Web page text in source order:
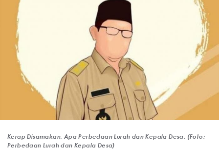
Kerap Disamakan, Apa Perbedaan Lurah dan Kepala Desa. (Foto:
Perbedaan Lurah dan Kepala Desa)